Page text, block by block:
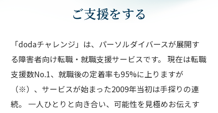
ご支援をする
「dodaチャレンジ」は、パーソルダイバースが展開す
る障害者向け転職・就職支援サービスです。 現在は転職
支援数No.1、就職後の定着率も95%に上りますが
（※）、サービスが始まった2009年当初は手探りの連
続。 一人ひとりと向き合い、可能性を見極めお伝えす